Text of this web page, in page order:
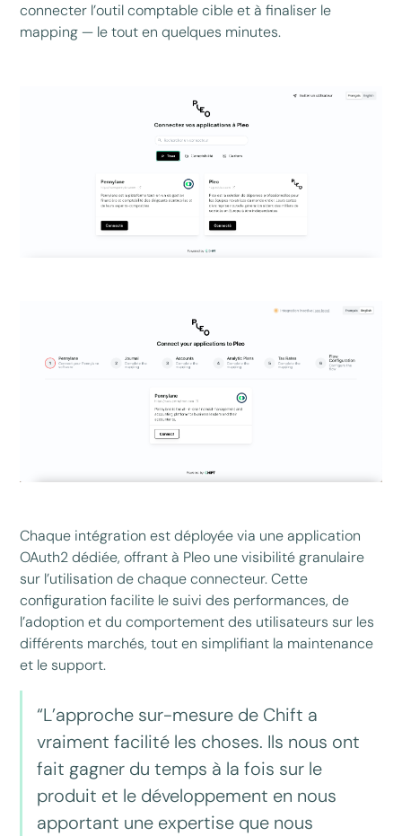
connecter l’outil comptable cible et à finaliser le
mapping — le tout en quelques minutes.
Chaque intégration est déployée via une application
OAuth2 dédiée, offrant à Pleo une visibilité granulaire
sur l’utilisation de chaque connecteur. Cette
configuration facilite le suivi des performances, de
l’adoption et du comportement des utilisateurs sur les
différents marchés, tout en simplifiant la maintenance
et le support.
“L’approche sur-mesure de Chift a
vraiment facilité les choses. Ils nous ont
fait gagner du temps à la fois sur le
produit et le développement en nous
apportant une expertise que nous